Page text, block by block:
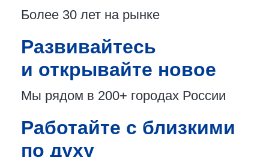
Более 30 лет на рынке
Развивайтесь
и открывайте новое
Мы рядом в 200+ городах России
Работайте с близкими
по духу